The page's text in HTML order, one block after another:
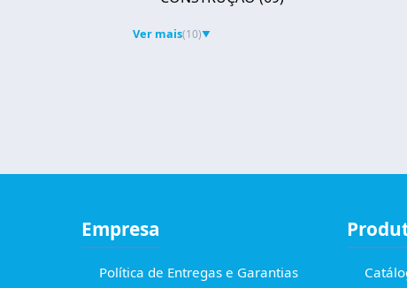
Ver mais(10)▼
Empresa
Política de Entregas e Garantias